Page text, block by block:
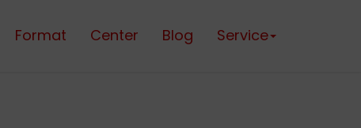
Format Center Blog Service